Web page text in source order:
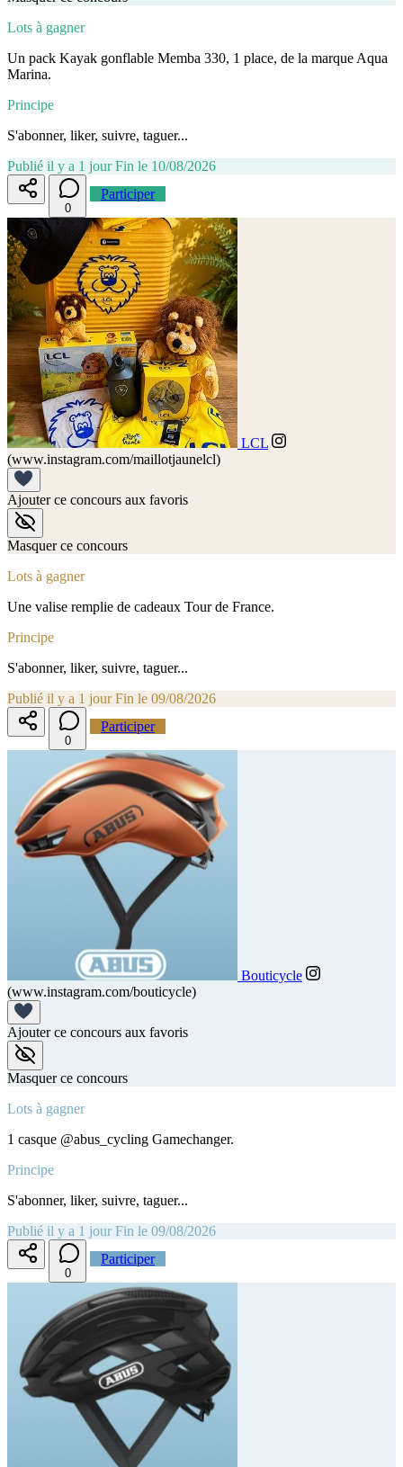
Lots à gagner
Un pack Kayak gonflable Memba 330, 1 place, de la marque Aqua
Marina.
Principe
S'abonner, liker, suivre, taguer...
Publié il y a 1 jour Fin le 10/08/2026
0
Participer
LCL
(www.instagram.com/maillotjaunelcl)
Ajouter ce concours aux favoris
Masquer ce concours
Lots à gagner
Une valise remplie de cadeaux Tour de France.
Principe
S'abonner, liker, suivre, taguer...
Publié il y a 1 jour Fin le 09/08/2026
0
Participer
Bouticycle
(www.instagram.com/bouticycle)
Ajouter ce concours aux favoris
Masquer ce concours
Lots à gagner
1 casque @abus_cycling Gamechanger.
Principe
S'abonner, liker, suivre, taguer...
Publié il y a 1 jour Fin le 09/08/2026
0
Participer